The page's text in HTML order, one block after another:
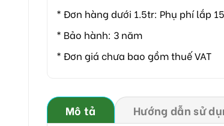
* Đơn hàng dưới 1.5tr: Phụ phí lắp
* Bảo hành: 3 năm
* Đơn giá chưa bao gồm thuế VAT
Mô tả Hướng dẫn sử